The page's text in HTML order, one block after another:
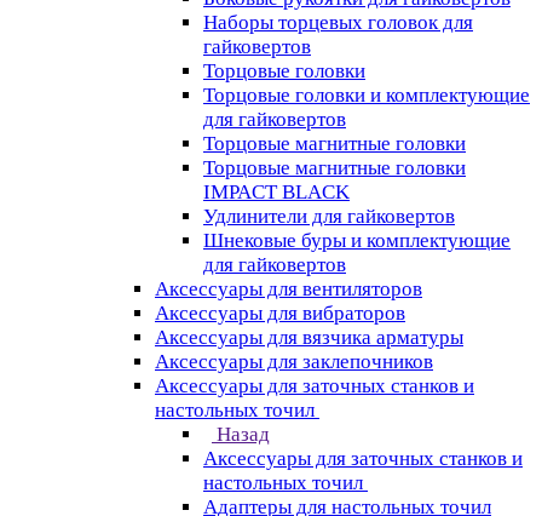
Наборы торцевых головок для
гайковертов
Торцовые головки
Торцовые головки и комплектующие
для гайковертов
Торцовые магнитные головки
Торцовые магнитные головки
IMPACT BLACK
Удлинители для гайковертов
Шнековые буры и комплектующие
для гайковертов
Аксессуары для вентиляторов
Аксессуары для вибраторов
Аксессуары для вязчика арматуры
Аксессуары для заклепочников
Аксессуары для заточных станков и
настольных точил
Назад
Аксессуары для заточных станков и
настольных точил
Адаптеры для настольных точил